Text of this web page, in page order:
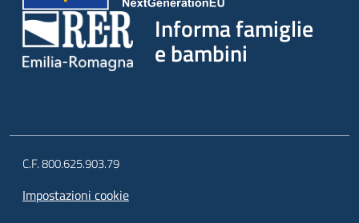
Informa famiglie
e bambini
C.F. 800.625.903.79
Impostazioni cookie